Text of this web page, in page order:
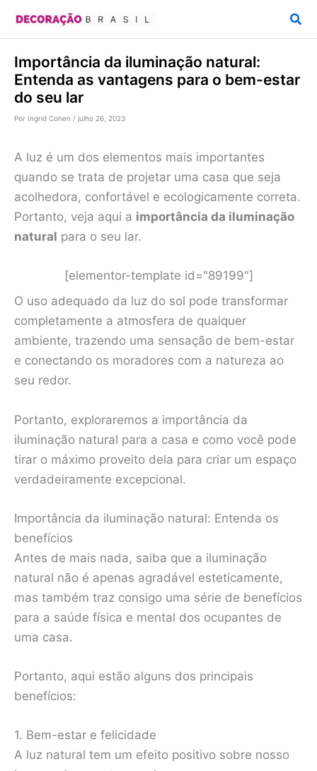
conteúdo
Importância da iluminação natural:
Entenda as vantagens para o bem-estar
do seu lar
Por Ingrid Cohen / julho 26, 2023
A luz é um dos elementos mais importantes
quando se trata de projetar uma casa que seja
acolhedora, confortável e ecologicamente correta.
Portanto, veja aqui a importância da iluminação
natural para o seu lar.
[elementor-template id="89199"]
O uso adequado da luz do sol pode transformar
completamente a atmosfera de qualquer
ambiente, trazendo uma sensação de bem-estar
e conectando os moradores com a natureza ao
seu redor.
Portanto, exploraremos a importância da
iluminação natural para a casa e como você pode
tirar o máximo proveito dela para criar um espaço
verdadeiramente excepcional.
Importância da iluminação natural: Entenda os
benefícios
Antes de mais nada, saiba que a iluminação
natural não é apenas agradável esteticamente,
mas também traz consigo uma série de benefícios
para a saúde física e mental dos ocupantes de
uma casa.
Portanto, aqui estão alguns dos principais
benefícios:
1. Bem-estar e felicidade
A luz natural tem um efeito positivo sobre nosso